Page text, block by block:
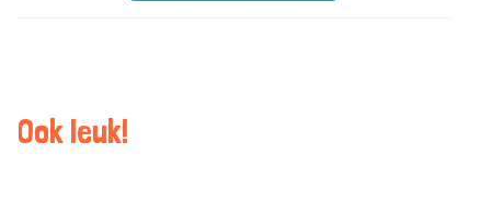
Ook leuk!